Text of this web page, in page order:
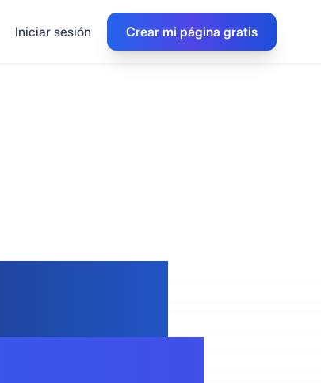
Iniciar sesión Crear mi página gratis